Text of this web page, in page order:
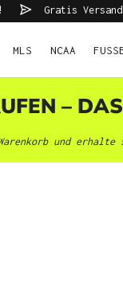
Gratis
MLS NCAA
–
und erhalte